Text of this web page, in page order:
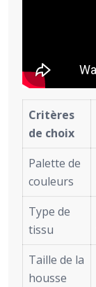
Critères
de choix
Palette de
couleurs
Type de
tissu
Taille de la
housse